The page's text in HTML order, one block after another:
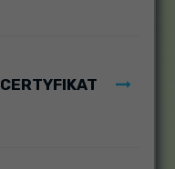
CERTYFIKAT